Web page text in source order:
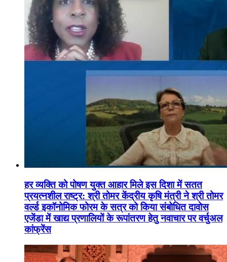
हर व्यक्ति को पोषण युक्त आहार मिले इस दिशा में सतत
प्रयत्नशील राष्ट्र: श्री तोमर केंद्रीय कृषि मंत्री ने श्री तोमर
वर्ल्ड इकॉनोमिक फोरम के सत्र को किया संबोधित दावोस
एजेंडा में खाद्य प्रणालियों के रूपांतरण हेतु नवाचार पर वर्चुअल
कांफ्रेंस